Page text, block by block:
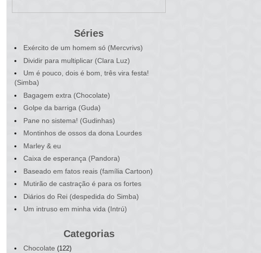
Séries
Exército de um homem só (Mercvrivs)
Dividir para multiplicar (Clara Luz)
Um é pouco, dois é bom, três vira festa!
(Simba)
Bagagem extra (Chocolate)
Golpe da barriga (Guda)
Pane no sistema! (Gudinhas)
Montinhos de ossos da dona Lourdes
Marley & eu
Caixa de esperança (Pandora)
Baseado em fatos reais (família Cartoon)
Mutirão de castração é para os fortes
Diários do Rei (despedida do Simba)
Um intruso em minha vida (Intrú)
Categorias
Chocolate (122)